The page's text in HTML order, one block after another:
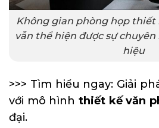
Không gian phòng họp thiết
vẫn thể hiện được sự
hiệu
>>> Tìm hiểu ngay: Giải
với mô hình thiết kế văn
đại.